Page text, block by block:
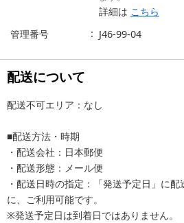
詳細は こちら
管理番号
J46-99-04
配送について
配送不可エリア：なし
■配送方法・時期
・配送会社：日本郵便
・配送形態：メール便
・配送日時の指定：「発送予定日」に
に、ご利用可能です。
※発送予定日は到着日ではありません。